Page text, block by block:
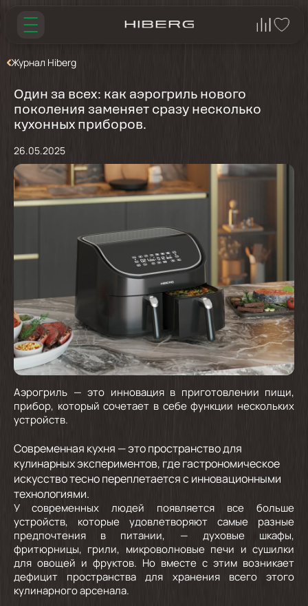
Журнал Hiberg
Один за всех: как аэрогриль нового
поколения заменяет сразу несколько
кухонных приборов.
26.05.2025
Аэрогриль — это инновация в приготовлении пищи,
прибор, который сочетает в себе функции нескольких
устройств.
Современная кухня — это пространство для
кулинарных экспериментов, где гастрономическое
искусство тесно переплетается с инновационными
технологиями.
У современных людей появляется все больше
устройств, которые удовлетворяют самые разные
предпочтения в питании, — духовые шкафы,
фритюрницы, грили, микроволновые печи и сушилки
для овощей и фруктов. Но вместе с этим возникает
дефицит пространства для хранения всего этого
кулинарного арсенала.